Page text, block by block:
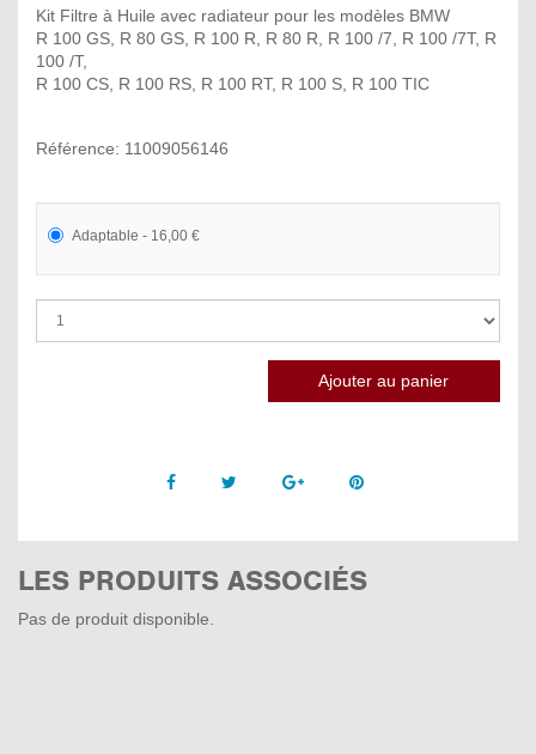
Kit Filtre à Huile avec radiateur pour les modèles BMW
R 100 GS, R 80 GS, R 100 R, R 80 R, R 100 /7, R 100 /7T, R
100 /T,
R 100 CS, R 100 RS, R 100 RT, R 100 S, R 100 TIC
Référence: 11009056146
Adaptable - 16,00 €
Facebook Twitter Google +Pinterest
LES PRODUITS ASSOCIÉS
Pas de produit disponible.